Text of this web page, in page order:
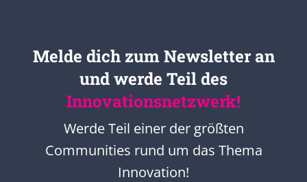
Melde dich zum Newsletter an
und werde Teil des
Innovationsnetzwerk!
Werde Teil einer der größten
Communities rund um das Thema
Innovation!